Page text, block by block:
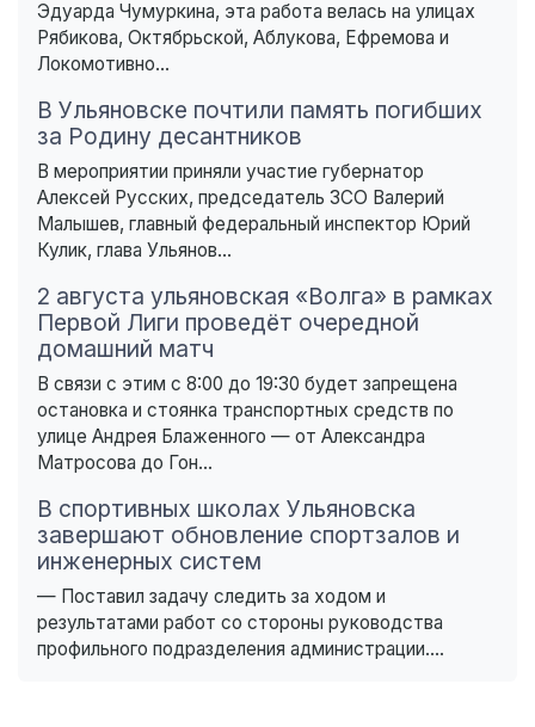
Эдуарда Чумуркина, эта работа велась на улицах
Рябикова, Октябрьской, Аблукова, Ефремова и
Локомотивно...
В Ульяновске почтили память погибших
за Родину десантников
В мероприятии приняли участие губернатор
Алексей Русских, председатель ЗСО Валерий
Малышев, главный федеральный инспектор Юрий
Кулик, глава Ульянов...
2 августа ульяновская «Волга» в рамках
Первой Лиги проведёт очередной
домашний матч
В связи с этим с 8:00 до 19:30 будет запрещена
остановка и стоянка транспортных средств по
улице Андрея Блаженного — от Александра
Матросова до Гон...
В спортивных школах Ульяновска
завершают обновление спортзалов и
инженерных систем
— Поставил задачу следить за ходом и
результатами работ со стороны руководства
профильного подразделения администрации....